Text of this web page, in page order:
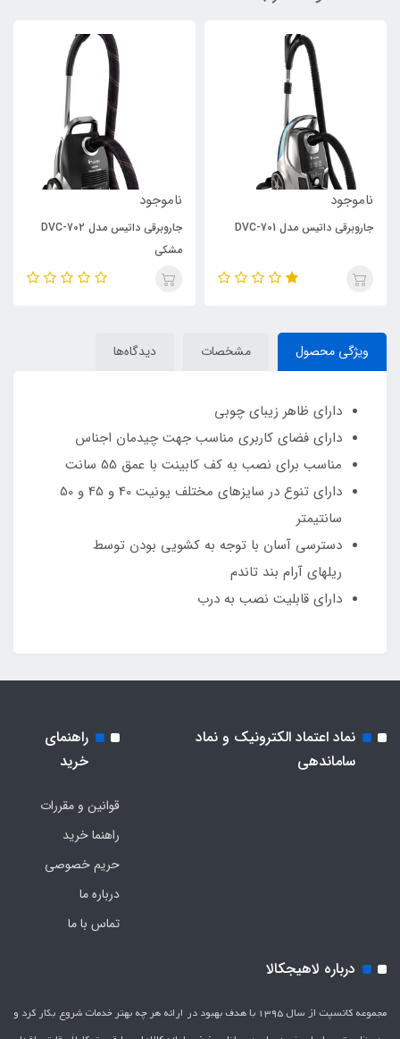
ناموجود
جاروبرقی داتیس مدل DVC-701
ناموجود
جاروبرقی داتیس مدل DVC-702
مشکی
ویژگی محصول مشخصات دیدگاه‌ها
دارای ظاهر زیبای چوبی
دارای فضای کاربری مناسب جهت چیدمان اجناس
مناسب برای نصب به کف کابینت با عمق 55 سانت
دارای تنوع در سایزهای مختلف یونیت 40 و 45 و 50
سانتیمتر
دسترسی آسان با توجه به کشویی بودن توسط
ریلهای آرام بند تاندم
دارای قابلیت نصب به درب
نماد اعتماد الکترونیک و نماد
ساماندهی
راهنمای
خرید
قوانین و مقررات
راهنما خرید
حریم خصوصی
درباره ما
تماس با ما
درباره لاهیجکالا
مجموعه کانسپت از سال 1395 با هدف بهبود در ارائه هر چه بهتر خدمات شروع بکار کرد و